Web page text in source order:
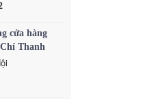
cửa hàng
Thanh